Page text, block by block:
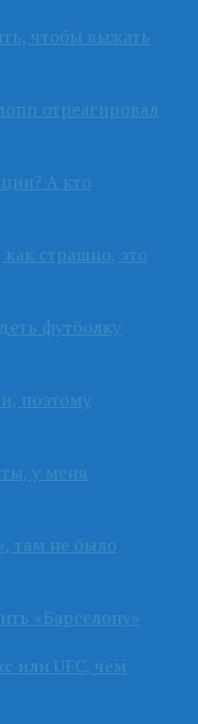
чтобы выжать
отреагировал
А кто
страшно, это
футболку
поэтому
у меня
там не было
«Барселону»
или UFC, чем